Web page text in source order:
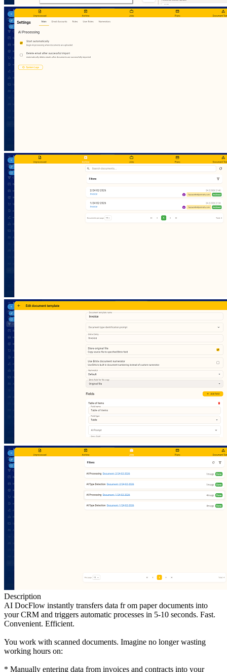
Description
AI DocFlow instantly transfers data fr om paper documents into
your CRM and triggers automatic processes in 5-10 seconds. Fast.
Convenient. Efficient.
You work with scanned documents. Imagine no longer wasting
working hours on:
* Manually entering data from invoices and contracts into your